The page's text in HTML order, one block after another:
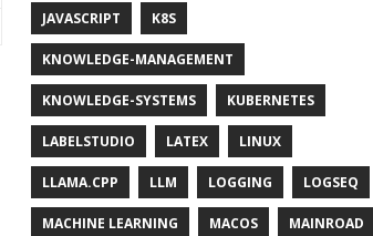
JAVASCRIPT K8S
KNOWLEDGE-MANAGEMENT
KNOWLEDGE-SYSTEMS KUBERNETES
LABELSTUDIO LATEX LINUX
LLAMA.CPP LLM LOGGING LOGSEQ
MACHINE LEARNING MACOS MAINROAD